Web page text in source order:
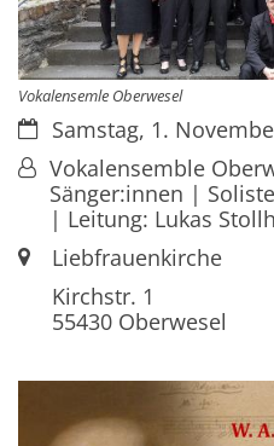
Vokalensemle Oberwesel
Datum:Samstag, 1.
Von:Vokalensemble
Sänger:innen |
| Leitung: Lukas
Ort:Liebfrauenkirche
Kirchstr. 1
55430Oberwesel